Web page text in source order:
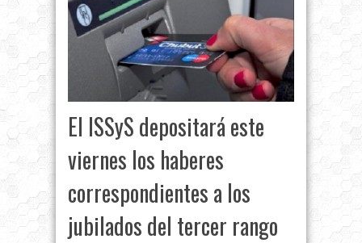
El ISSyS depositará este
viernes los haberes
correspondientes a los
jubilados del tercer rango